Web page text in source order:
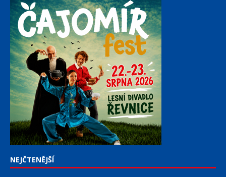
NEJČTENĚJŠÍ